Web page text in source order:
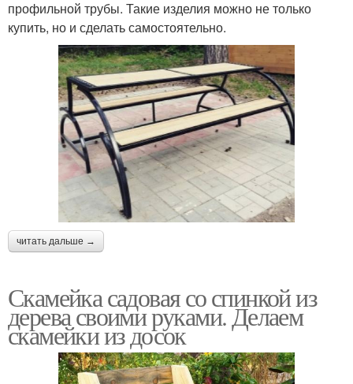
профильной трубы. Такие изделия можно не только
купить, но и сделать самостоятельно.
читать дальше →
Скамейка садовая со спинкой из
дерева своими руками. Делаем
скамейки из досок